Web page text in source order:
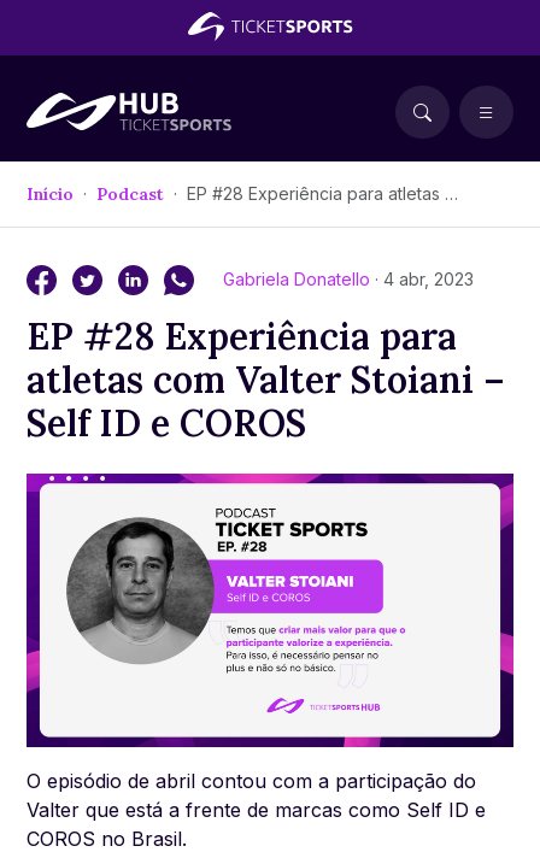
Início Podcast EP #28 Experiência para atletas com Valter Stoiani – Self ID e COROS
Gabriela Donatello · 4 abr, 2023
EP #28 Experiência para
atletas com Valter Stoiani –
Self ID e COROS
O episódio de abril contou com a participação do
Valter que está a frente de marcas como Self ID e
COROS no Brasil.